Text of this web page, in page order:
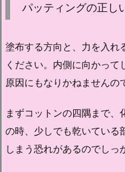
パッティングの正し
塗布する方向と、力を入れ
ください。内側に向かっ
原因にもなりかねませんの
まずコットンの四隅まで、
の時、少しでも乾いている
しまう恐れがあるのでしっ